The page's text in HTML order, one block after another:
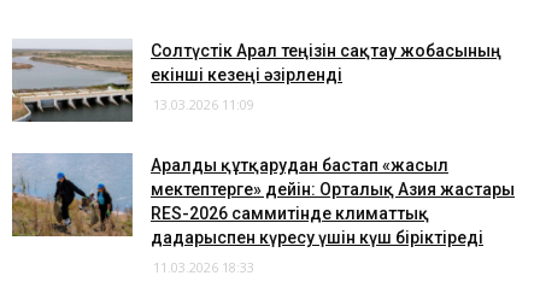
Солтүстік Арал теңізін сақтау жобасының
екінші кезеңі әзірленді
13.03.2026 11:09
Аралды құтқарудан бастап «жасыл
мектептерге» дейін: Орталық Азия жастары
RES-2026 саммитінде климаттық
дағдарыспен күресу үшін күш біріктіреді
11.03.2026 18:33